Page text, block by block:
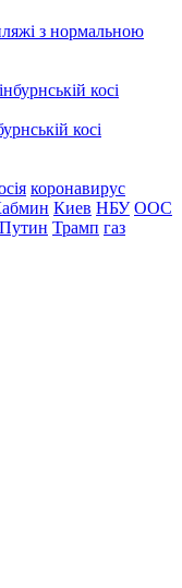
з нормальною
косі
коронавирус
Киев НБУ ООС
Путин Трамп газ